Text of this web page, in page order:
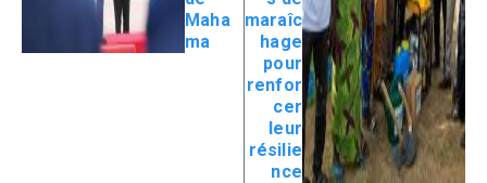
Maha
ma
maraîc
hage
pour
renfor
cer
leur
résilie
nce